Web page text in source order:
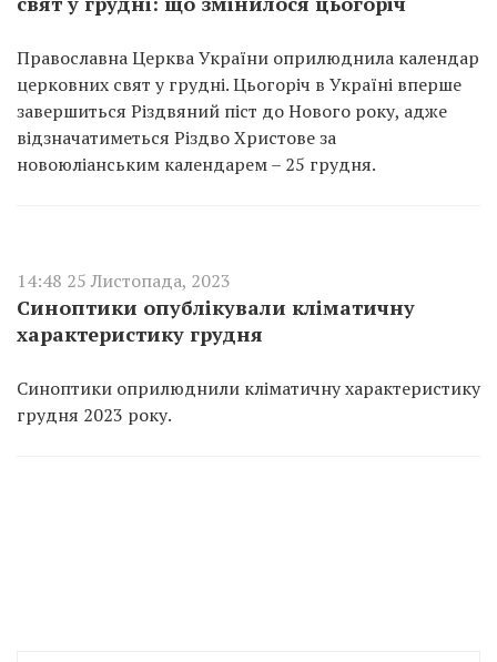
Православна Церква України оприлюднила календар
церковних свят у грудні. Цьогоріч в Україні вперше
завершиться Різдвяний піст до Нового року, адже
відзначатиметься Різдво Христове за
новоюліанським календарем – 25 грудня.
14:48 25 Листопада, 2023
Синоптики опублікували кліматичну
характеристику грудня
Синоптики оприлюднили кліматичну характеристику
грудня 2023 року.